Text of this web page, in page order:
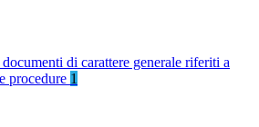
di carattere generale riferiti a
procedure 1